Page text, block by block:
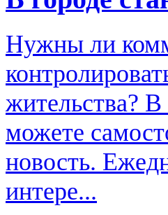
Нужны ли
жительства?
можете
новость.
интере...